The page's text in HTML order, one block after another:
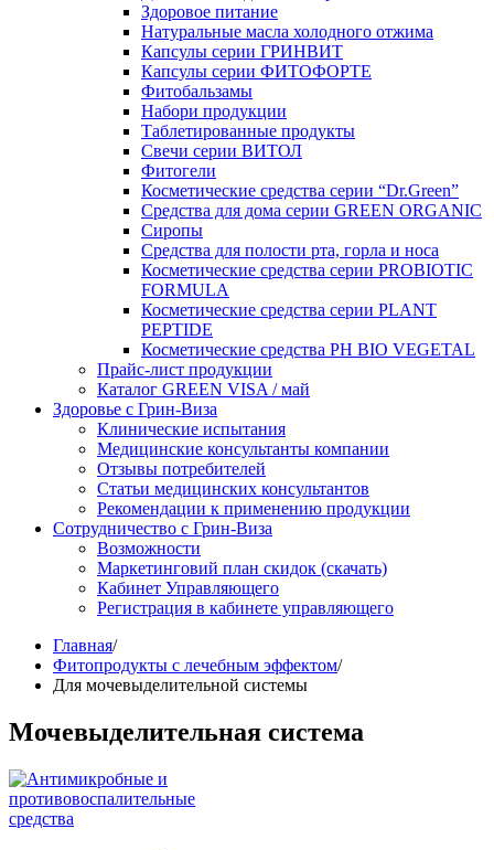
Здоровое питание
Натуральные масла холодного отжима
Капсулы серии ГРИНВИТ
Капсулы серии ФИТОФОРТЕ
Фитобальзамы
Набори продукции
Таблетированные продукты
Свечи серии ВИТОЛ
Фитогели
Косметические средства серии “Dr.Green”
Средства для дома серии GREEN ORGANIC
Сиропы
Средства для полости рта, горла и носа
Косметические средства серии PROBIOTIC
FORMULA
Косметические средства серии PLANT
PEPTIDE
Косметические средства PH BIO VEGETAL
Прайс-лист продукции
Каталог GREEN VISA / май
Здоровье с Грин-Виза
Клинические испытания
Медицинские консультанты компании
Отзывы потребителей
Статьи медицинских консультантов
Рекомендации к применению продукции
Сотрудничество с Грин-Виза
Возможности
Маркетинговий план скидок (скачать)
Кабинет Управляющего
Регистрация в кабинете управляющего
Главная/
Фитопродукты с лечебным эффектом/
Для мочевыделительной системы
Мочевыделительная система